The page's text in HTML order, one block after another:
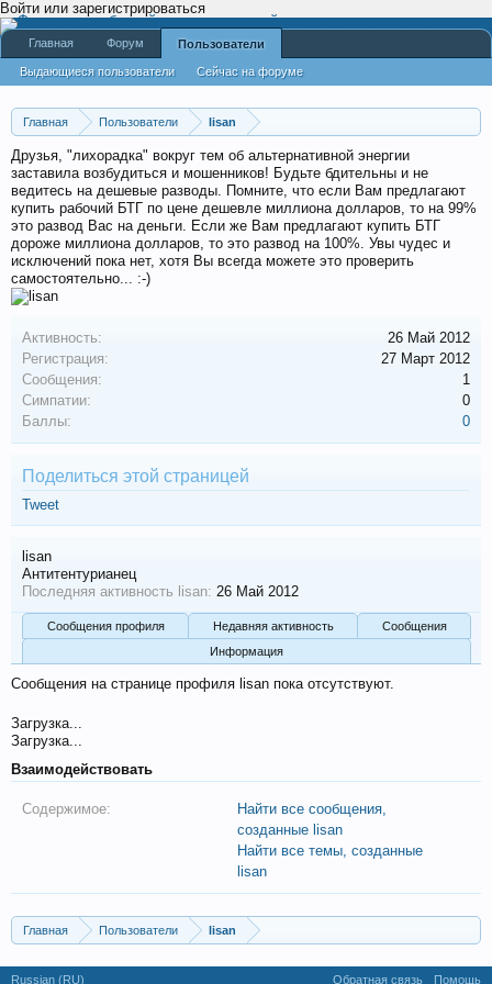
Войти или зарегистрироваться
Главная Пользователи lisan
Друзья, "лихорадка" вокруг тем об альтернативной энергии
заставила возбудиться и мошенников! Будьте бдительны и не
ведитесь на дешевые разводы. Помните, что если Вам предлагают
купить рабочий БТГ по цене дешевле миллиона долларов, то на 99%
это развод Вас на деньги. Если же Вам предлагают купить БТГ
дороже миллиона долларов, то это развод на 100%. Увы чудес и
исключений пока нет, хотя Вы всегда можете это проверить
самостоятельно... :-)
Активность:
26 Май 2012
Регистрация:
27 Март 2012
Сообщения:
1
Симпатии:
0
Баллы:
0
Поделиться этой страницей
Tweet
lisan
Антитентурианец
Последняя активность lisan: 26 Май 2012
Сообщения профиля Недавняя активность
Сообщения
Информация
Сообщения на странице профиля lisan пока отсутствуют.
Загрузка...
Загрузка...
Взаимодействовать
Содержимое:
Найти все сообщения,
созданные lisan
Найти все темы, созданные
lisan
Главная Пользователи lisan
Главная Форум Пользователи
Выдающиеся пользователи Сейчас на форуме
Russian (RU) Обратная связь Помощь